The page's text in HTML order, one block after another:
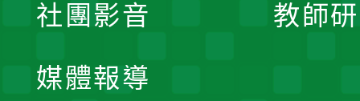
教師
社團影音
媒體報導